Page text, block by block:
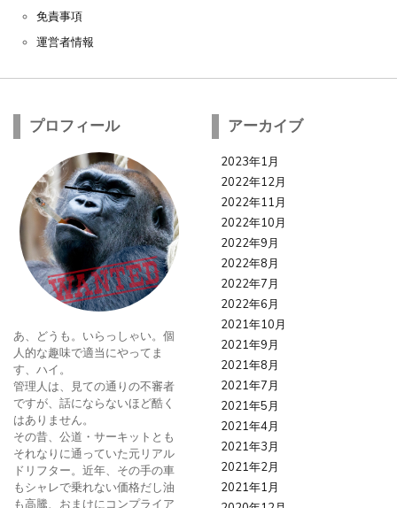
免責事項
運営者情報
プロフィール
あ、どうも。いらっしゃい。個
人的な趣味で適当にやってま
す、ハイ。
管理人は、見ての通りの不審者
ですが、話にならないほど酷く
はありません。
その昔、公道・サーキットとも
それなりに通っていた元リアル
ドリフター。近年、その手の車
もシャレで乗れない価格だし油
も高騰、おまけにコンプライア
アーカイブ
2023年1月
2022年12月
2022年11月
2022年10月
2022年9月
2022年8月
2022年7月
2022年6月
2021年10月
2021年9月
2021年8月
2021年7月
2021年5月
2021年4月
2021年3月
2021年2月
2021年1月